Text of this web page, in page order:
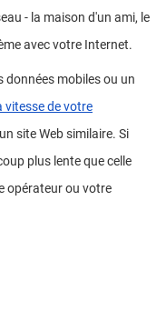
- la maison d'un ami, le
avec votre Internet.
données mobiles ou un
vitesse de votre
site Web similaire. Si
plus lente que celle
opérateur ou votre